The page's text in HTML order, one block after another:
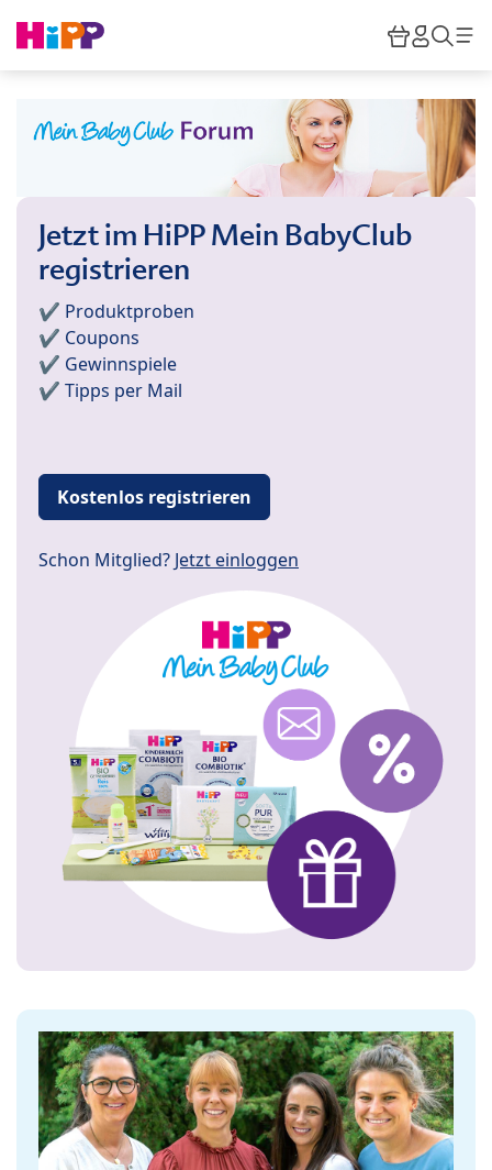
HiPP
Jetzt im HiPP Mein BabyClub
registrieren
✔️ Produktproben
✔️ Coupons
✔️ Gewinnspiele
✔️ Tipps per Mail
Kostenlos registrieren
Schon Mitglied? Jetzt einloggen